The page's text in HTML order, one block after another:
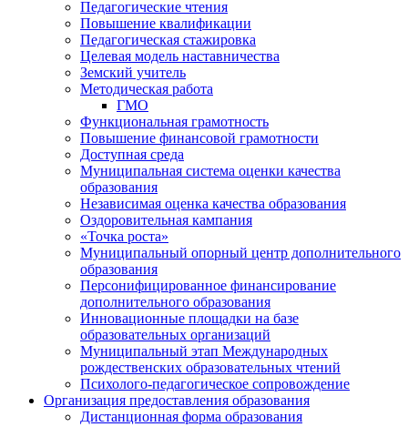
Педагогические чтения
Повышение квалификации
Педагогическая стажировка
Целевая модель наставничества
Земский учитель
Методическая работа
ГМО
Функциональная грамотность
Повышение финансовой грамотности
Доступная среда
Муниципальная система оценки качества
образования
Независимая оценка качества образования
Оздоровительная кампания
«Точка роста»
Муниципальный опорный центр дополнительного
образования
Персонифицированное финансирование
дополнительного образования
Инновационные площадки на базе
образовательных организаций
Муниципальный этап Международных
рождественских образовательных чтений
Психолого-педагогическое сопровождение
Организация предоставления образования
Дистанционная форма образования